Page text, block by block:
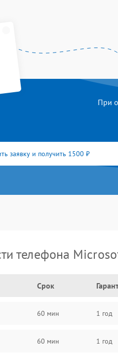
При
заявку и получить 1500 ₽
телефона
Срок
60 мин 1 год
60 мин 1 год